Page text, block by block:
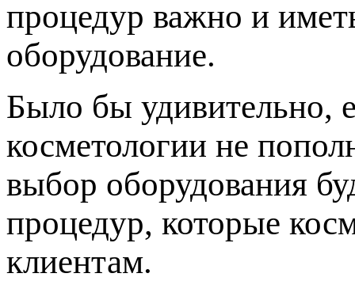
процедур важно и
оборудование.
Было бы удивительно,
косметологии не
выбор оборудования
процедур, которые
клиентам.